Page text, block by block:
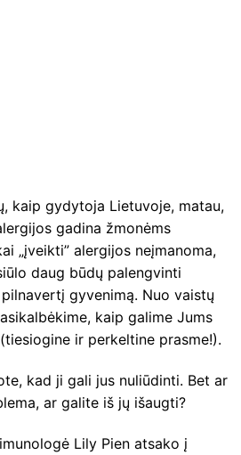
kaip gydytoja Lietuvoje, matau,
gadina žmonėms
„įveikti” alergijos neįmanoma,
daug būdų palengvinti
gyvenimą. Nuo vaistų
kaip galime Jums
ir perkeltine prasme!).
kad ji gali jus nuliūdinti. Bet ar
ar galite iš jų išaugti?
Lily Pien atsako į